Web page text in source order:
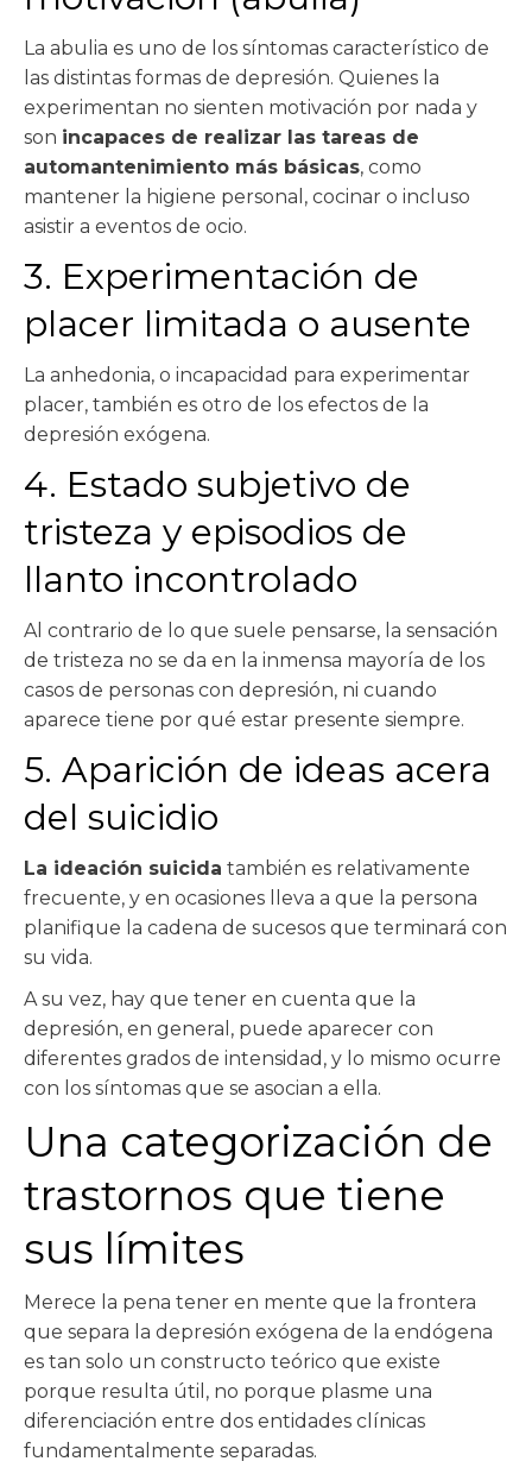
La abulia es uno de los síntomas característico de
las distintas formas de depresión. Quienes la
experimentan no sienten motivación por nada y
son incapaces de realizar las tareas de
automantenimiento más básicas, como
mantener la higiene personal, cocinar o incluso
asistir a eventos de ocio.
3. Experimentación de
placer limitada o ausente
La anhedonia, o incapacidad para experimentar
placer, también es otro de los efectos de la
depresión exógena.
4. Estado subjetivo de
tristeza y episodios de
llanto incontrolado
Al contrario de lo que suele pensarse, la sensación
de tristeza no se da en la inmensa mayoría de los
casos de personas con depresión, ni cuando
aparece tiene por qué estar presente siempre.
5. Aparición de ideas acera
del suicidio
La ideación suicida también es relativamente
frecuente, y en ocasiones lleva a que la persona
planifique la cadena de sucesos que terminará con
su vida.
A su vez, hay que tener en cuenta que la
depresión, en general, puede aparecer con
diferentes grados de intensidad, y lo mismo ocurre
con los síntomas que se asocian a ella.
Una categorización de
trastornos que tiene
sus límites
Merece la pena tener en mente que la frontera
que separa la depresión exógena de la endógena
es tan solo un constructo teórico que existe
porque resulta útil, no porque plasme una
diferenciación entre dos entidades clínicas
fundamentalmente separadas.